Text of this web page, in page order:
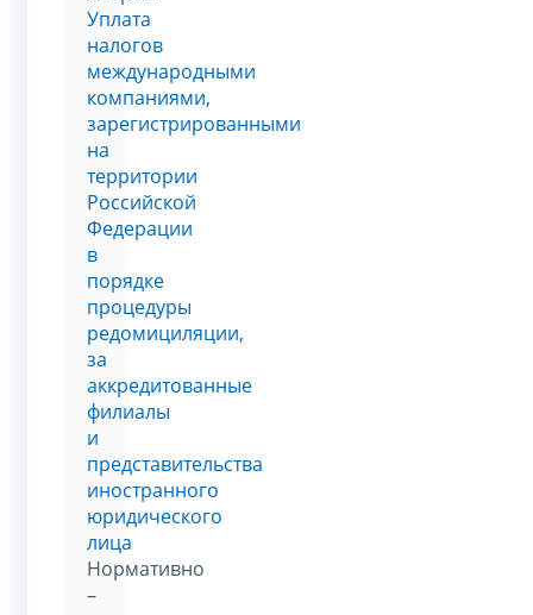
Уплата
налогов
международными
компаниями,
зарегистрированными
на
территории
Российской
Федерации
в
порядке
процедуры
редомициляции,
за
аккредитованные
филиалы
и
представительства
иностранного
юридического
лица
Нормативно
–